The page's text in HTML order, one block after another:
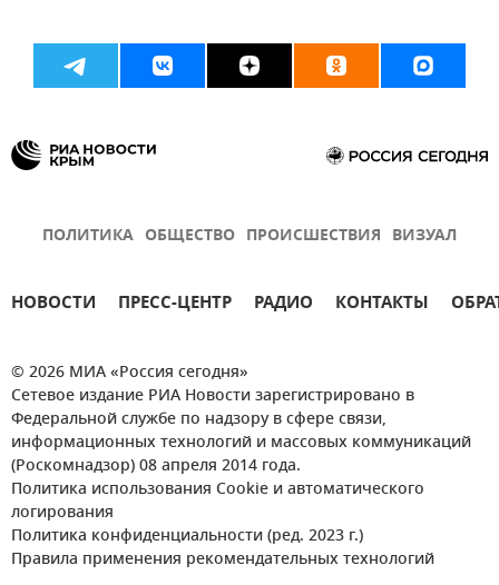
ПОЛИТИКА ОБЩЕСТВО ПРОИСШЕСТВИЯ ВИЗУАЛ
НОВОСТИ ПРЕСС-ЦЕНТР РАДИО КОНТАКТЫ
© 2026 МИА «Россия сегодня»
Сетевое издание РИА Новости зарегистрировано в
Федеральной службе по надзору в сфере связи,
информационных технологий и массовых коммуникаций
(Роскомнадзор) 08 апреля 2014 года.
Политика использования Cookie и автоматического
логирования
Политика конфиденциальности (ред. 2023 г.)
Правила применения рекомендательных технологий